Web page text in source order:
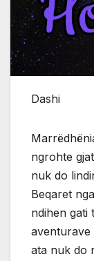
Dashi
ngrohte
nuk do
Beqaret
ndihen gati
aventurave
ata nuk do